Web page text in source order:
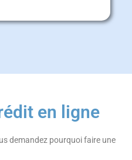
en ligne
demandez pourquoi faire une